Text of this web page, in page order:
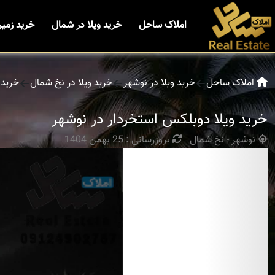
املاک ساحل خرید ویلا در شمال خرید
املاک ساحل خرید ویلا در نوشهر خرید ویلا در نخ شمال
خرید ویلا دوبلکس استخردار در نوشهر
نوشهر - نخ شمال بروزرسانی : 25 بهمن 1404